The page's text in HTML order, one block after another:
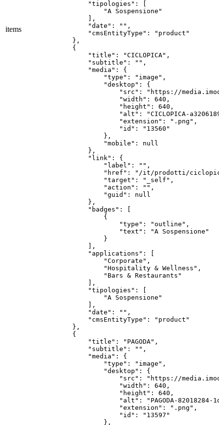
items
        "tipologies": [
            "A Sospensione"
        ],
        "date": "",
        "cmsEntityType": "product"
    },
    {
        "title": "CICLOPICA",
        "subtitle": "",
        "media": {
            "type": "image",
            "desktop": {
"src": "https://
                "width": 640,
                "height": 640,
"alt": "CICLOPICA-
                "extension": ".png",
                "id": "13560"
            },
            "mobile": null
        },
        "link": {
            "label": "",
"href": "/it/prodotti/
            "target": "_self",
            "action": "",
            "guid": null
        },
        "badges": [
            {
                "type": "outline",
                "text": "A Sospensione"
            }
        ],
        "applications": [
            "Corporate",
            "Hospitality & Wellness",
            "Bars & Restaurants"
        ],
        "tipologies": [
            "A Sospensione"
        ],
        "date": "",
        "cmsEntityType": "product"
    },
    {
        "title": "PAGODA",
        "subtitle": "",
        "media": {
            "type": "image",
            "desktop": {
"src": "https://
                "width": 640,
                "height": 640,
"alt": "PAGODA-82018284-
                "extension": ".png",
                "id": "13597"
            },